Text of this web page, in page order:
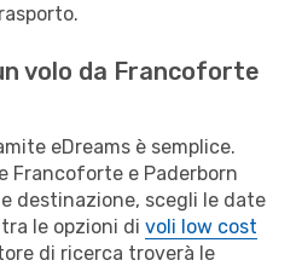
volo da Francoforte
eDreams è semplice.
Francoforte e Paderborn
destinazione, scegli le date
le opzioni di voli low cost
di ricerca troverà le